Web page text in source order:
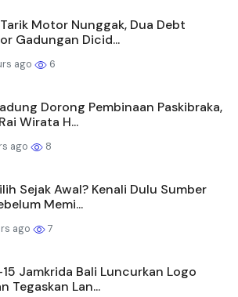
Motor Nunggak, Dua Debt
Gadungan Dicid...
ago 6
Dorong Pembinaan Paskibraka,
Wirata H...
ago 8
Sejak Awal? Kenali Dulu Sumber
Memi...
ago 7
15 Jamkrida Bali Luncurkan Logo
Tegaskan Lan...